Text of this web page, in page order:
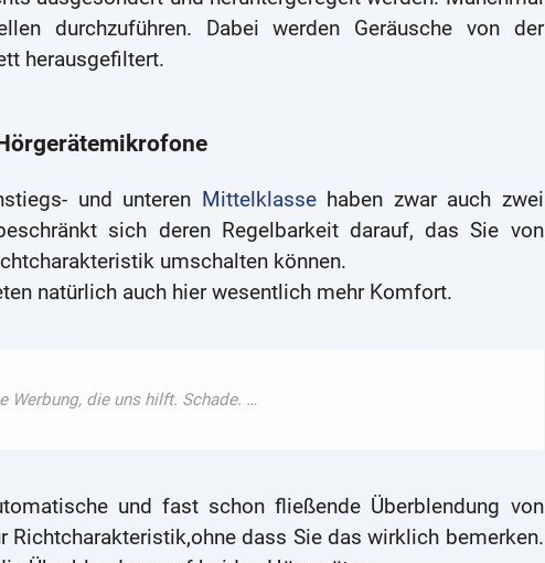
durchzuführen. Dabei werden Geräusche von der
herausgefiltert.
und unteren Mittelklassehaben zwar auch zwei
sich deren Regelbarkeit darauf, das Sie von
umschalten können.
natürlich auch hier wesentlich mehr Komfort.
und fast schon fließende Überblendung von
dass Sie das wirklich bemerken.